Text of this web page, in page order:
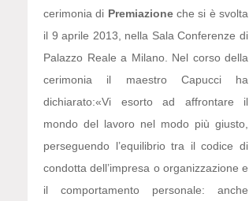
cerimonia di Premiazioneche si è svolta
il 9 aprile 2013, nella Sala Conferenze di
Palazzo Reale a Milano. Nel corso della
cerimonia il maestro Capucci ha
dichiarato:«Vi esorto ad affrontare il
mondo del lavoro nel modo più giusto,
perseguendo l’equilibrio tra il codice di
condotta dell’impresa o organizzazione e
il comportamento personale: anche